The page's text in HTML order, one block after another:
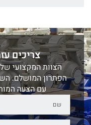
צריכים
הצוות המקצועי
הפתרון המושלם.
עם הצעה